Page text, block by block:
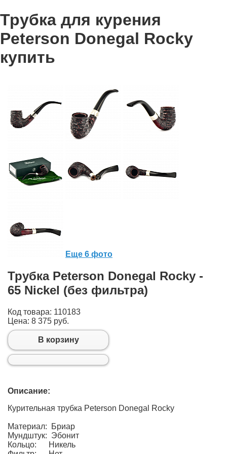
Трубка для курения
Peterson Donegal Rocky
купить
Еще 6 фото
Трубка Peterson Donegal Rocky -
65 Nickel (без фильтра)
Код товара: 110183
Цена: 8 375 руб.
В корзину
Описание:
Курительная трубка Peterson Donegal Rocky
Материал: Бриар
Мундштук: Эбонит
Кольцо: Никель